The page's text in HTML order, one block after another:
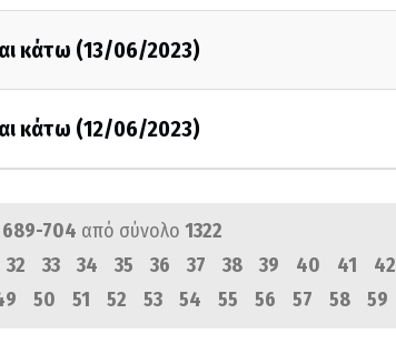
κάτω (13/06/2023)
κάτω (12/06/2023)
689-704 από σύνολο 1322
32 33 34 35 36 37 38 39 40 41 42
50 51 52 53 54 55 56 57 58 59